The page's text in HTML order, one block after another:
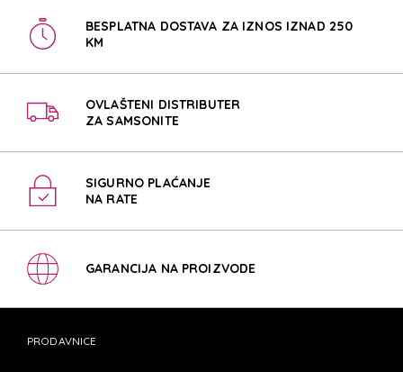
BESPLATNA DOSTAVA ZA IZNOS IZNAD 250
KM
OVLAŠTENI DISTRIBUTER
ZA SAMSONITE
SIGURNO PLAĆANJE
NA RATE
GARANCIJA NA PROIZVODE
PRODAVNICE